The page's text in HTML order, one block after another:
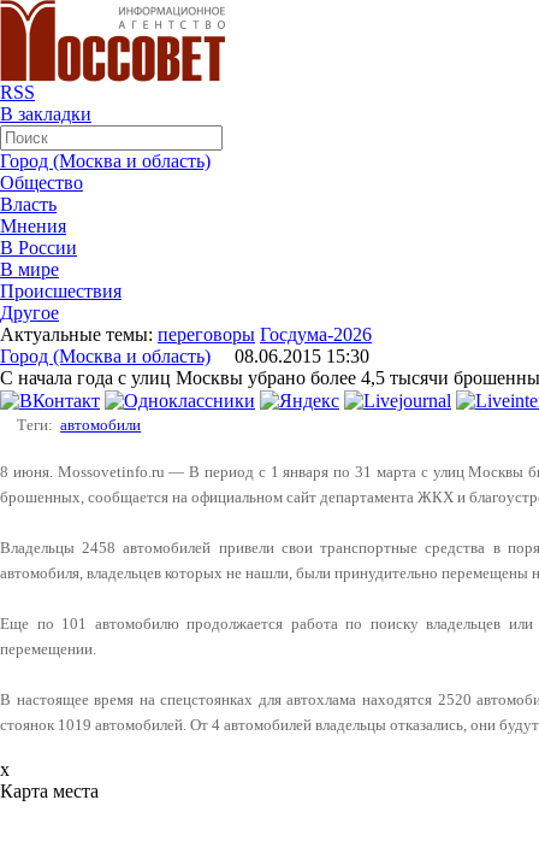
RSS
В закладки
Город (Москва и область)
Общество
Власть
Мнения
В России
В мире
Происшествия
Другое
Актуальные темы: переговоры Госдума-2026
Город (Москва и область) 08.06.2015 15:30
С начала года с улиц Москвы убрано более 4,5 тысячи
Теги: автомобили
8 июня. Mossovetinfo.ru — В период с 1 января по 31 марта с улиц Москвы
брошенных, сообщается на официальном сайт департамента ЖКХ и
Владельцы 2458 автомобилей привели свои транспортные средства в
автомобиля, владельцев которых не нашли, были принудительно перемещены
Еще по 101 автомобилю продолжается работа по поиску владельцев
перемещении.
В настоящее время на спецстоянках для автохлама находятся 2520
стоянок 1019 автомобилей. От 4 автомобилей владельцы отказались, они
x
Карта места